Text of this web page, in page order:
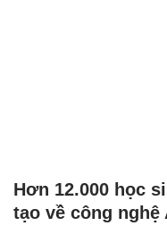
Hơn 12.000 học
tạo về công nghệ